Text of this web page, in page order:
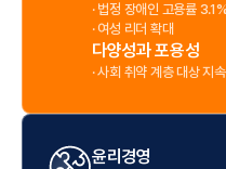
· 법정 장애인 고용률
·여성 리더 확대
다양성과 포용성
·사회 취약 계층 대상 지
윤리경영